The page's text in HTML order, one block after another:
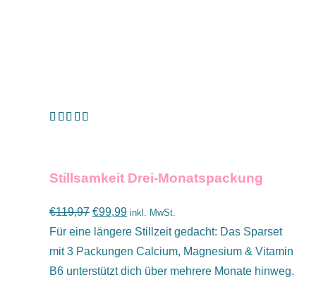
Stillsamkeit Drei-Monatspackung
€119,97 Ursprünglicher
Preis
war:
€119,97
€99,99Aktueller
Preis
ist:
€99,99.
inkl. MwSt.
Für eine längere Stillzeit gedacht: Das Sparset
mit 3 Packungen Calcium, Magnesium & Vitamin
B6 unterstützt dich über mehrere Monate hinweg.